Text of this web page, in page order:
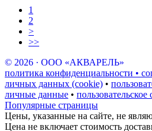
1
2
>
>>
© 2026 · ООО «АКВАРЕЛЬ»
политика конфиденциальности •
личных данных (cookie) •
личные данные • пользовательское
Популярные страницы
Цены, указанные на сайте, не
Цена не включает стоимость